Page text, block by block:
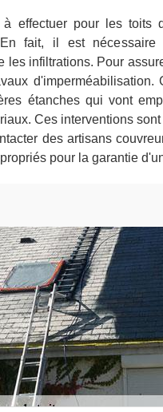
à effectuer pour les toits
En fait, il est
les infiltrations. Pour
d'imperméabilisation.
étanches qui vont
Ces interventions
des artisans
pour la garantie